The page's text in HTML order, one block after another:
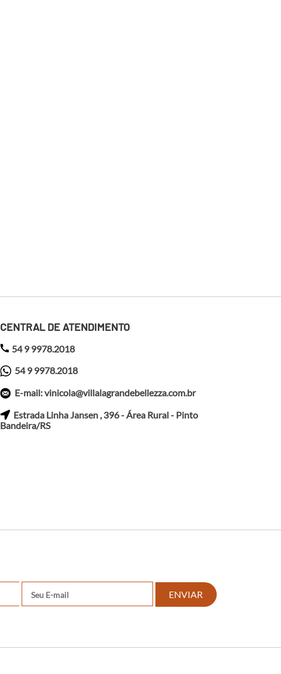
CENTRAL DE ATENDIMENTO
54 9 9978.2018
54 9 9978.2018
E-mail: vinicola@villalagrandebellezza.com.br
Estrada Linha Jansen , 396 - Área Rural - Pinto
Bandeira/RS
ENVIAR